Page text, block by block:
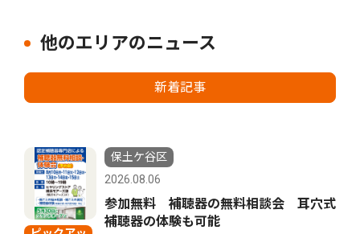
他のエリアのニュース
新着記事
保土ケ谷区
2026.08.06
参加無料 補聴器の無料相談会 耳穴式
補聴器の体験も可能